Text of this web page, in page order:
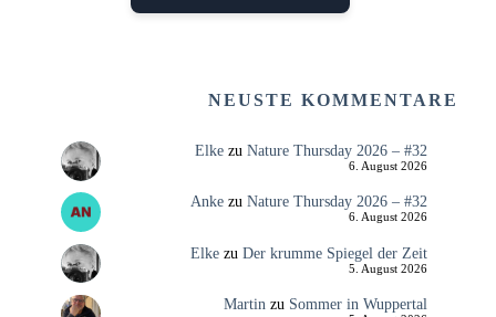
NEUSTE KOMMENTARE
Elkezu Nature Thursday 2026 – #32
6. August 2026
Ankezu Nature Thursday 2026 – #32
6. August 2026
Elkezu Der krumme Spiegel der Zeit
5. August 2026
Martin zu Sommer in Wuppertal